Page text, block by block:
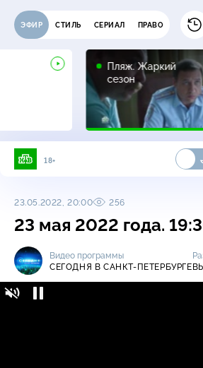
ЭФИР СТИЛЬ СЕРИАЛ ПРАВО
Пляж. Жаркий
сезон
18+
23.05.2022, 20:00 256
23 мая 2022 года.
Видео программы
СЕГОДНЯ В САНКТ-ПЕТЕРБУРГЕ